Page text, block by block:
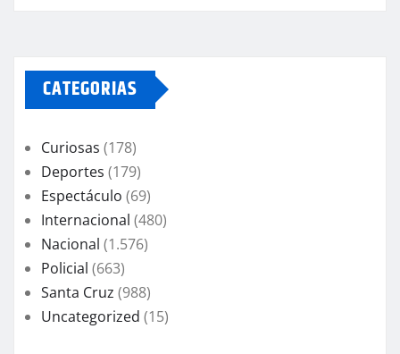
CATEGORIAS
Curiosas (178)
Deportes (179)
Espectáculo (69)
Internacional (480)
Nacional (1.576)
Policial (663)
Santa Cruz (988)
Uncategorized (15)